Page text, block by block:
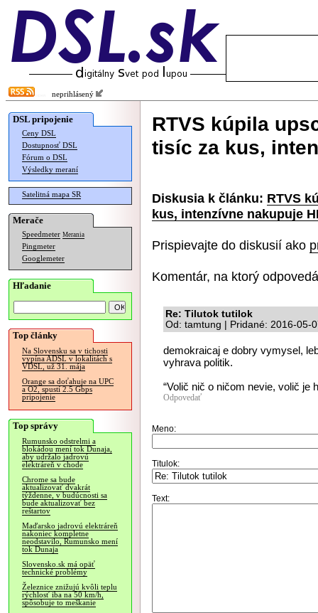
neprihlásený
DSL pripojenie
Ceny DSL
Dostupnosť DSL
Fórum o DSL
Výsledky meraní
Satelitná mapa SR
Merače
Speedmeter Merania
Pingmeter
Googlemeter
Hľadanie
Top články
Na Slovensku sa v tichosti
vypína ADSL v lokalitách s
VDSL, už 31. mája
Orange sa doťahuje na UPC
a O2, spustí 2.5 Gbps
pripojenie
Top správy
Rumunsko odstrelmi a
blokádou mení tok Dunaja,
aby udržalo jadrovú
elektráreň v chode
Chrome sa bude
aktualizovať dvakrát
týždenne, v budúcnosti sa
bude aktualizovať bez
reštartov
Maďarsko jadrovú elektráreň
nakoniec kompletne
neodstavilo, Rumunsko mení
tok Dunaja
Slovensko.sk má opäť
technické problémy
Železnice znižujú kvôli teplu
rýchlosť iba na 50 km/h,
spôsobuje to meškanie
RTVS kúpila
tisíc za kus,
Diskusia k článku: RTVS
kus, intenzívne nakupuje
Prispievajte do diskusií ako
Komentár, na ktorý
Re: Tilutok tutilok
Od: tamtung | Pridané: 2016-05-
demokraicaj e dobry vymysel,
vyhrava politik.
“Volič nič o ničom nevie, volič je
Odpovedať
Meno:
Titulok:
Text: